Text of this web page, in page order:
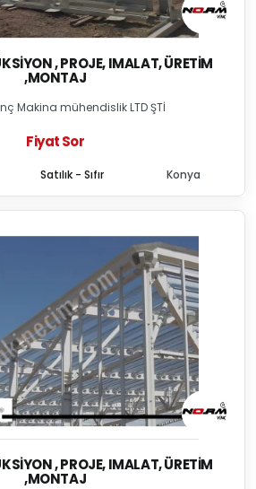
, PROJE, IMALAT, ÜRETIM
,MONTAJ
Makina mühendislik LTD ŞTİ
Fiyat Sor
Satılık - Sıfır Konya
, PROJE, IMALAT, ÜRETIM
,MONTAJ